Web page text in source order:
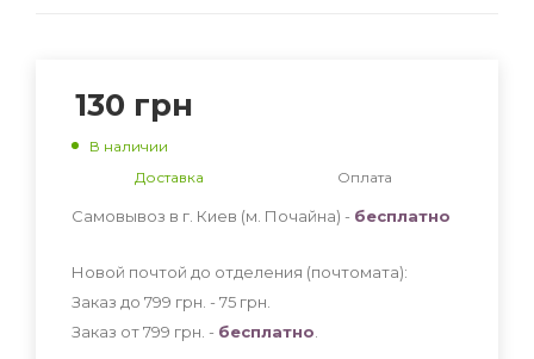
130 грн
В наличии
Доставка
Оплата
Самовывоз в г. Киев (м. Почайна) - бесплатно
Новой почтой до отделения (почтомата):
Заказ до 799 грн. - 75 грн
Заказ от 799 грн. - бесплатно